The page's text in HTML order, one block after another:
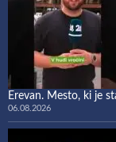
Erevan. Mesto, ki je
06.08.2026